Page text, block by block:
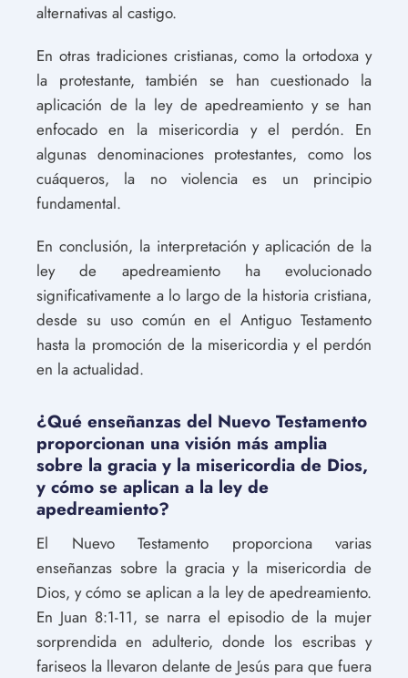
alternativas al castigo.
En otras tradiciones cristianas, como la ortodoxa y
la protestante, también se han cuestionado la
aplicación de la ley de apedreamiento y se han
enfocado en la misericordia y el perdón. En
algunas denominaciones protestantes, como los
cuáqueros, la no violencia es un principio
fundamental.
En conclusión, la interpretación y aplicación de la
ley de apedreamiento ha evolucionado
significativamente a lo largo de la historia cristiana,
desde su uso común en el Antiguo Testamento
hasta la promoción de la misericordia y el perdón
en la actualidad.
¿Qué enseñanzas del Nuevo Testamento
proporcionan una visión más amplia
sobre la gracia y la misericordia de Dios,
y cómo se aplican a la ley de
apedreamiento?
El Nuevo Testamento proporciona varias
enseñanzas sobre la gracia y la misericordia de
Dios, y cómo se aplican a la ley de apedreamiento.
En Juan 8:1-11, se narra el episodio de la mujer
sorprendida en adulterio, donde los escribas y
fariseos la llevaron delante de Jesús para que fuera